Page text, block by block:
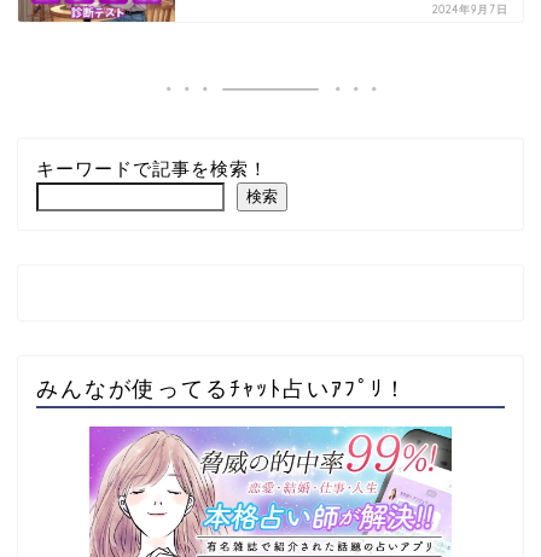
2024年9月7日
キーワードで記事を検索！
検索
みんなが使ってるﾁｬｯﾄ占いｱﾌﾟﾘ！